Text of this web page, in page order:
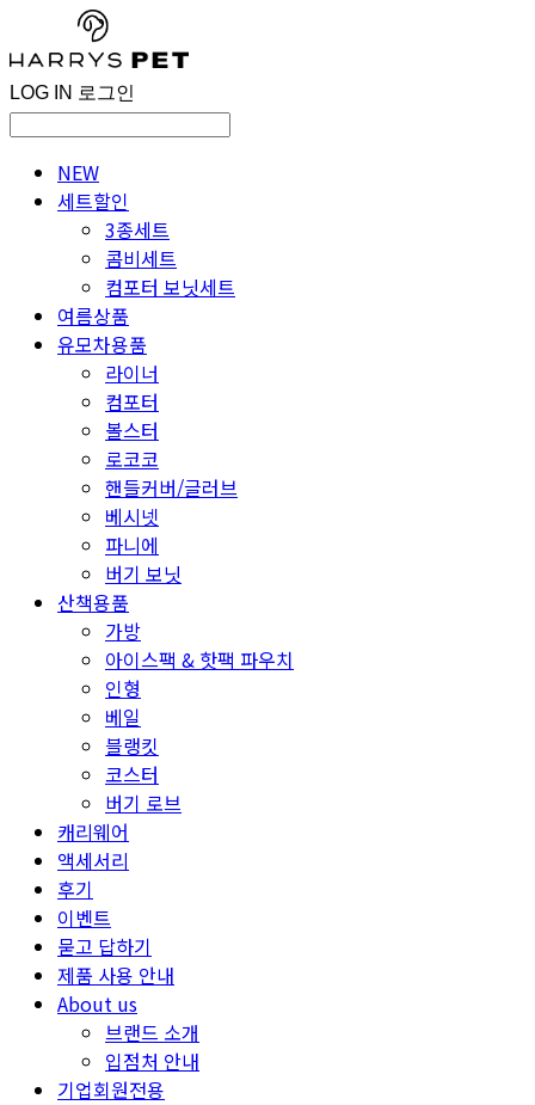
LOG IN 로그인
NEW
세트할인
3종세트
콤비세트
컴포터 보닛세트
여름상품
유모차용품
라이너
컴포터
볼스터
로코코
핸들커버/글러브
베시넷
파니에
버기 보닛
산책용품
가방
아이스팩 & 핫팩 파우치
인형
베일
블랭킷
코스터
버기 로브
캐리웨어
액세서리
후기
이벤트
묻고 답하기
제품 사용 안내
About us
브랜드 소개
입점처 안내
기업회원전용